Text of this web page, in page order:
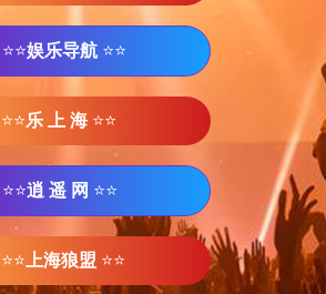
⭐⭐娱乐导航 ⭐⭐
⭐⭐乐 上 海 ⭐⭐
⭐⭐逍 遥 网 ⭐⭐
⭐⭐ 上海狼盟 ⭐⭐